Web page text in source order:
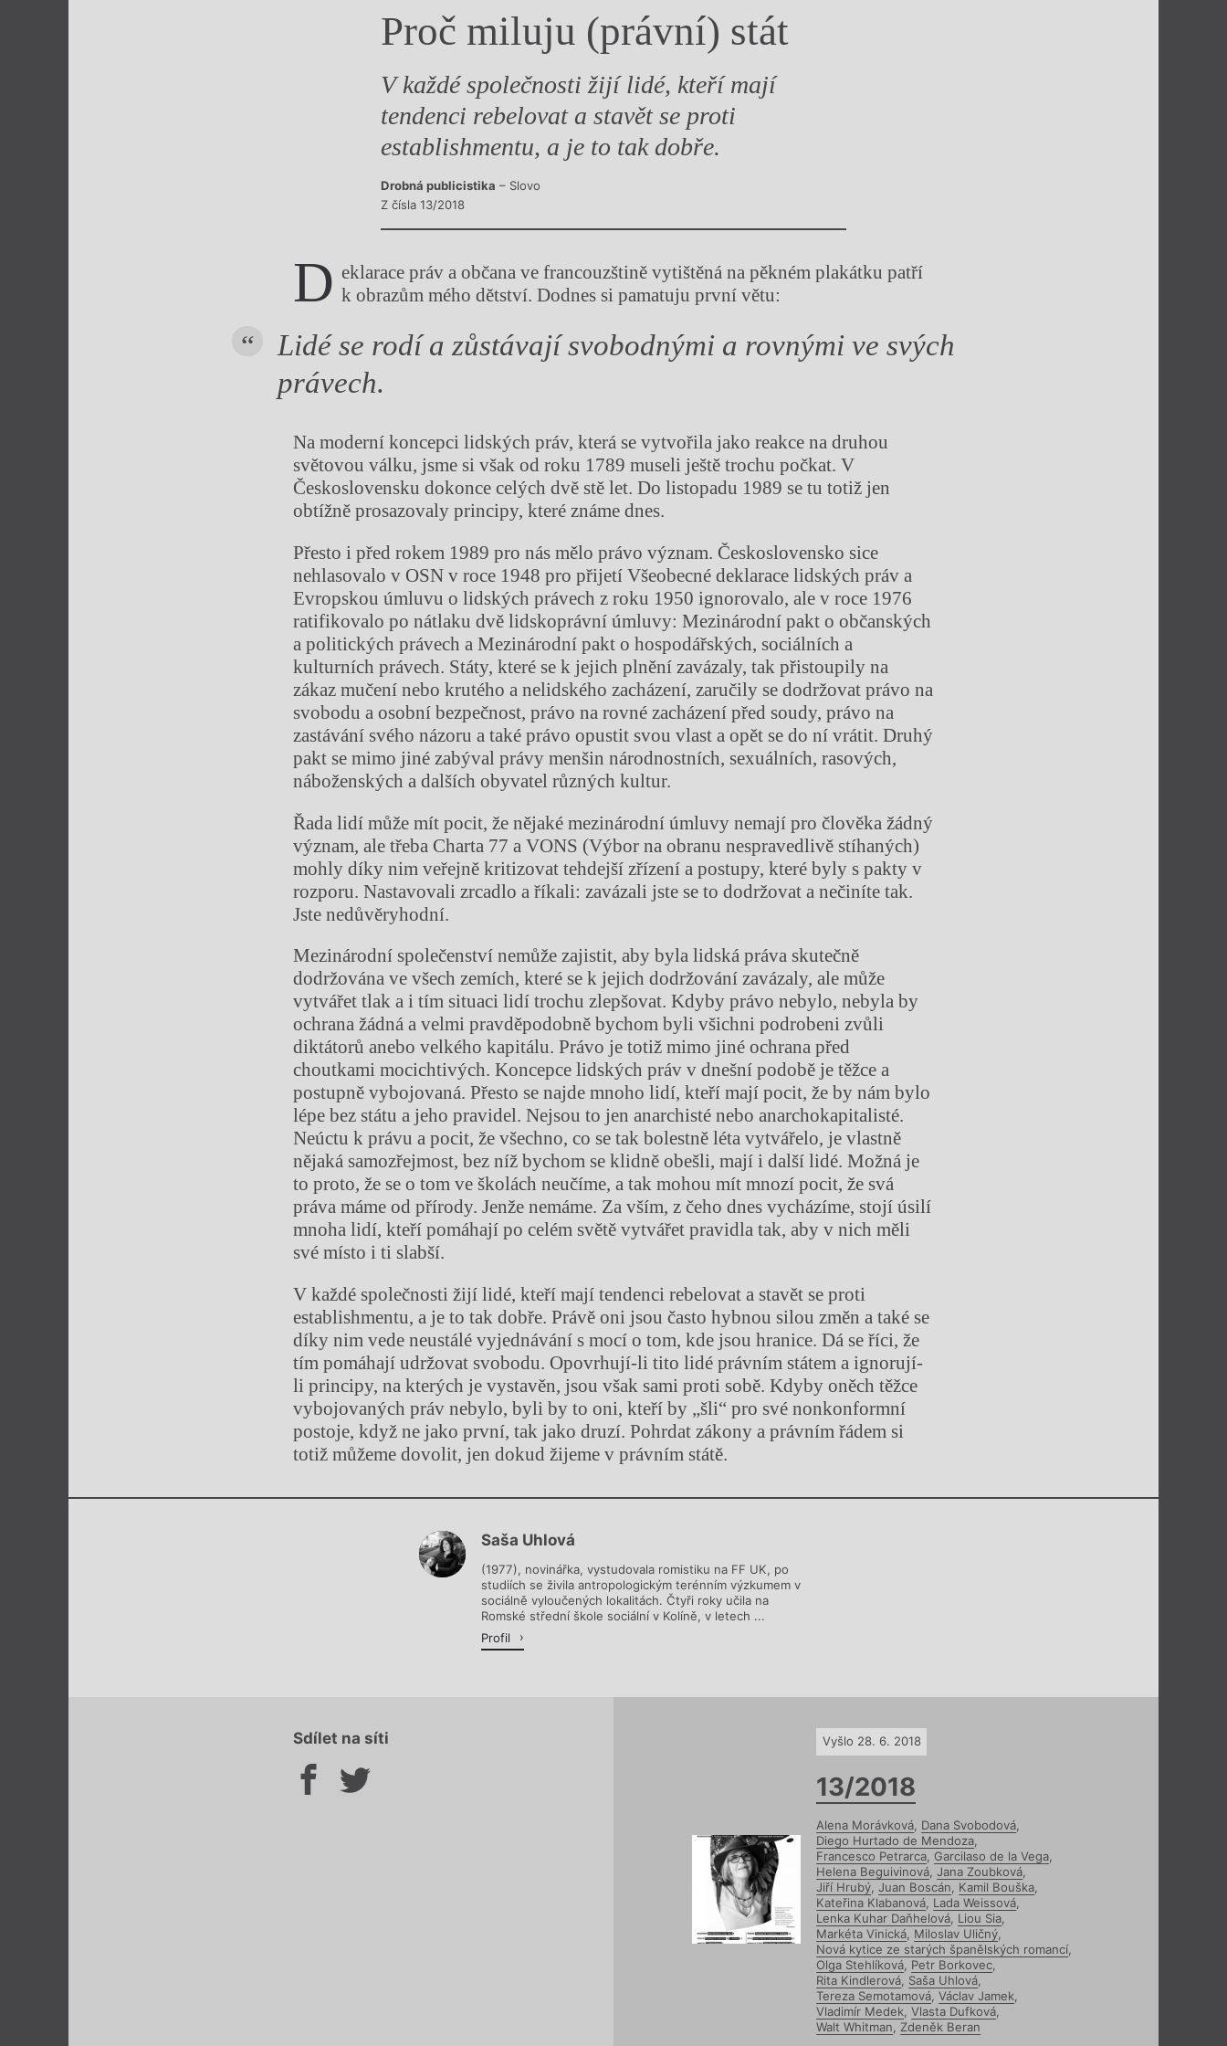
Výroční cenyProč miluju (právní) stát
V každé společnosti žijí lidé, kteří mají
tendenci rebelovat a stavět se proti
establishmentu, a je to tak dobře.
Drobná publicistika – Slovo
Z čísla 13/2018
D eklarace práv a občana ve francouzštině vytištěná na pěkném plakátku patří
k obrazům mého dětství. Dodnes si pamatuju první větu:
Lidé se rodí a zůstávají svobodnými a rovnými ve svých
právech.
Na moderní koncepci lidských práv, která se vytvořila jako reakce na druhou
světovou válku, jsme si však od roku 1789 museli ještě trochu počkat. V
Československu dokonce celých dvě stě let. Do listopadu 1989 se tu totiž jen
obtížně prosazovaly principy, které známe dnes.
Přesto i před rokem 1989 pro nás mělo právo význam. Československo sice
nehlasovalo v OSN v roce 1948 pro přijetí Všeobecné deklarace lidských práv a
Evropskou úmluvu o lidských právech z roku 1950 ignorovalo, ale v roce 1976
ratifikovalo po nátlaku dvě lidskoprávní úmluvy: Mezinárodní pakt o občanských
a politických právech a Mezinárodní pakt o hospodářských, sociálních a
kulturních právech. Státy, které se k jejich plnění zavázaly, tak přistoupily na
zákaz mučení nebo krutého a nelidského zacházení, zaručily se dodržovat právo na
svobodu a osobní bezpečnost, právo na rovné zacházení před soudy, právo na
zastávání svého názoru a také právo opustit svou vlast a opět se do ní vrátit. Druhý
pakt se mimo jiné zabýval právy menšin národnostních, sexuálních, rasových,
náboženských a dalších obyvatel různých kultur.
Řada lidí může mít pocit, že nějaké mezinárodní úmluvy nemají pro člověka žádný
význam, ale třeba Charta 77 a VONS (Výbor na obranu nespravedlivě stíhaných)
mohly díky nim veřejně kritizovat tehdejší zřízení a postupy, které byly s pakty v
rozporu. Nastavovali zrcadlo a říkali: zavázali jste se to dodržovat a nečiníte tak.
Jste nedůvěryhodní.
Mezinárodní společenství nemůže zajistit, aby byla lidská práva skutečně
dodržována ve všech zemích, které se k jejich dodržování zavázaly, ale může
vytvářet tlak a i tím situaci lidí trochu zlepšovat. Kdyby právo nebylo, nebyla by
ochrana žádná a velmi pravděpodobně bychom byli všichni podrobeni zvůli
diktátorů anebo velkého kapitálu. Právo je totiž mimo jiné ochrana před
choutkami mocichtivých. Koncepce lidských práv v dnešní podobě je těžce a
postupně vybojovaná. Přesto se najde mnoho lidí, kteří mají pocit, že by nám bylo
lépe bez státu a jeho pravidel. Nejsou to jen anarchisté nebo anarchokapitalisté.
Neúctu k právu a pocit, že všechno, co se tak bolestně léta vytvářelo, je vlastně
nějaká samozřejmost, bez níž bychom se klidně obešli, mají i další lidé. Možná je
to proto, že se o tom ve školách neučíme, a tak mohou mít mnozí pocit, že svá
práva máme od přírody. Jenže nemáme. Za vším, z čeho dnes vycházíme, stojí úsilí
mnoha lidí, kteří pomáhají po celém světě vytvářet pravidla tak, aby v nich měli
své místo i ti slabší.
V každé společnosti žijí lidé, kteří mají tendenci rebelovat a stavět se proti
establishmentu, a je to tak dobře. Právě oni jsou často hybnou silou změn a také se
díky nim vede neustálé vyjednávání s mocí o tom, kde jsou hranice. Dá se říci, že
tím pomáhají udržovat svobodu. Opovrhují-li tito lidé právním státem a ignorují-
li principy, na kterých je vystavěn, jsou však sami proti sobě. Kdyby oněch těžce
vybojovaných práv nebylo, byli by to oni, kteří by „šli“ pro své nonkonformní
postoje, když ne jako první, tak jako druzí. Pohrdat zákony a právním řádem si
totiž můžeme dovolit, jen dokud žijeme v právním státě.
Chviličku.
Saša Uhlová
(1977), novinářka, vystudovala romistiku na FF UK, po
studiích se živila antropologickým terénním výzkumem v
sociálně vyloučených lokalitách. Čtyři roky učila na
Romské střední škole sociální v Kolíně, v letech ...
Profil
Sdílet na síti Vyšlo 28. 6. 2018
13/2018
Alena Morávková Dana Svobodová
Diego Hurtado de Mendoza
Francesco Petrarca Garcilaso de la Vega
Helena Beguivinová Jana Zoubková
Jiří Hrubý Juan Boscán Kamil Bouška
Kateřina Klabanová Lada Weissová
Lenka Kuhar Daňhelová Liou Sia
Markéta Vinická Miloslav Uličný
Nová kytice ze starých španělských romancí
Olga Stehlíková Petr Borkovec
Rita Kindlerová Saša Uhlová
Tereza Semotamová Václav Jamek
Vladimír Medek Vlasta Dufková
Walt Whitman
Zdeněk Beran